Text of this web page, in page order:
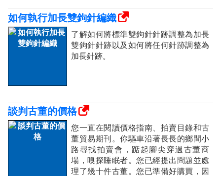
如何執行加長雙鉤針編織
了解如何將標準雙鉤針針跡調整為加長
雙鉤針針跡以及如何將任何針跡調整為
加長針跡。
談判古董的價格
您一直在閱讀價格指南、拍賣目錄和古
董貿易期刊。你驅車沿著長長的鄉間小
路尋找拍賣會，踮起腳尖穿過古董商
場，嗅探睡眠者。您已經提出問題並處
理了幾十件古董。您已準備好購買，因